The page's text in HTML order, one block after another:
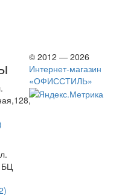
БЦ
© 2012 — 2026
Интернет-магазин
«ОФИССТИЛЬ»